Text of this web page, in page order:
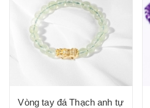
Vòng tay đá Thạch anh tự